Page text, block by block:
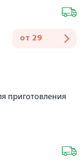
от 29
приготовления